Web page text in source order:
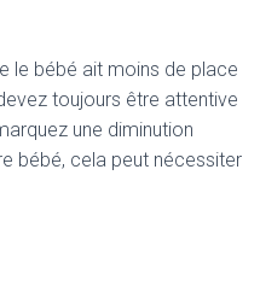
le bébé ait moins de place
toujours être attentive
une diminution
bébé, cela peut nécessiter